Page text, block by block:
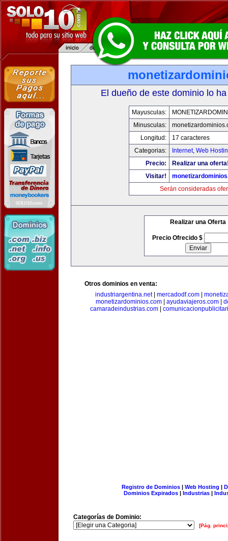
El dueño de este dominio lo
Mayusculas:
Minusculas:
Longitud:
17 caracteres
Categorias:
Internet, Web
Precio:
Realizar una
Visitar!
Serán consideradas
Realizar una Oferta
Precio Ofrecido $
Otros dominios en venta:
industriargentina.net| mercadodf.com|
monetizardominios.com
ayudaviajeros.com
camaradeindustrias.com|
Registro de Dominios| Web Hosting |
Dominios Expirados | Industrias |
Categorías de Dominio:
[Pág.